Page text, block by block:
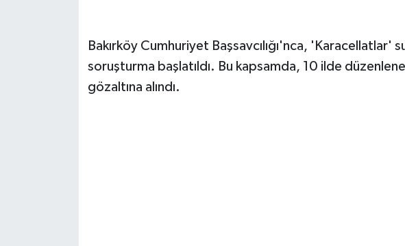
Bakırköy Cumhuriyet Başsavcılığı'nca, 'Karacellatlar'
soruşturma başlatıldı. Bu kapsamda, 10 ilde
gözaltına alındı.